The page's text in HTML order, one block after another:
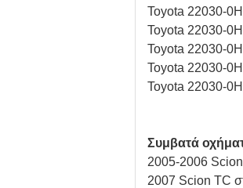
Toyota 22030-
Toyota 22030-
Toyota 22030-
Toyota 22030-
Toyota 22030-
Συμβατά
2005-2006
2007 Scion TC